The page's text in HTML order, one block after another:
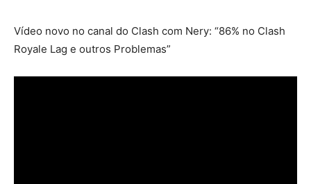
Vídeo novo no canal do Clash com Nery: “86% no Clash
Royale Lag e outros Problemas”